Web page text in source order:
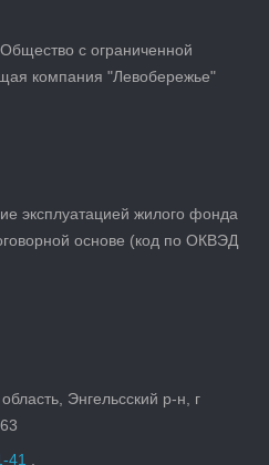
с ограниченной
компания "Левобережье"
эксплуатацией жилого фонда
основе (код по ОКВЭД
Энгельсский р-н, г
3
41